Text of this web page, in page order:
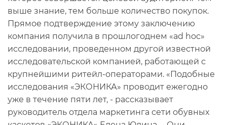
выше знание, тем больше количество покупок.
Прямое подтверждение этому заключению
компания получила в прошлогоднем «ad hoc»
исследовании, проведенном другой известной
исследовательской компанией, работающей с
крупнейшими ритейл-операторами. «Подобные
исследования «ЭКОНИКА» проводит ежегодно
уже в течение пяти лет, - рассказывает
руководитель отдела маркетинга сети обувных